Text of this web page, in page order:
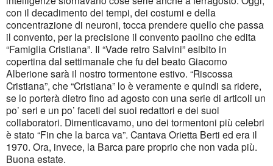
con il decadimento dei tempi, dei costumi e della
concentrazione di neuroni, tocca prendere quello che passa
il convento, per la precisione il convento paolino che edita
“Famiglia Cristiana”. Il “Vade retro Salvini” esibito in
copertina dal settimanale che fu del beato Giacomo
Alberione sarà il nostro tormentone estivo. “Riscossa
Cristiana”, che “Cristiana” lo è veramente e quindi sa ridere,
se lo porterà dietro fino ad agosto con una serie di articoli un
po’ seri e un po’ faceti dei suoi redattori e dei suoi
collaboratori. Dimenticavamo, uno dei tormentoni più celebri
è stato “Fin che la barca va”. Cantava Orietta Berti ed era il
1970. Ora, invece, la Barca pare proprio che non vada più.
Buona estate.